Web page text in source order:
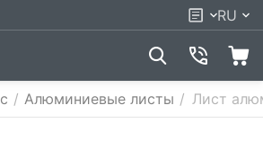
RU
/ Алюминиевые листы / Лист